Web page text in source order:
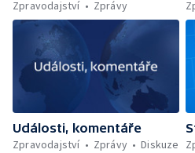
Zpravodajství
Zprávy
Události, komentáře
Zpravodajství
Zprávy Diskuze